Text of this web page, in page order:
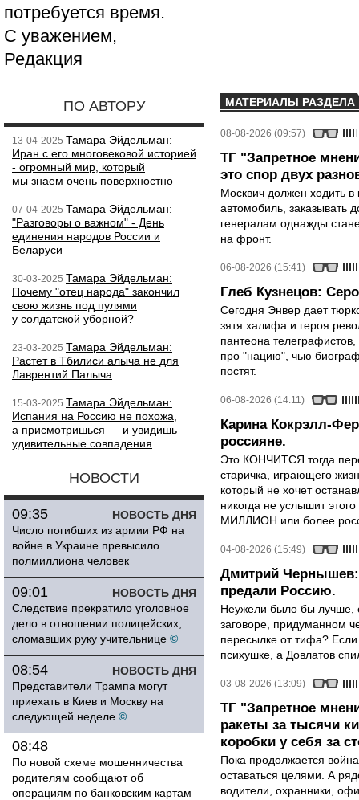
потребуется время.
С уважением,
Редакция
ПО АВТОРУ
13-04-2025 Тамара Эйдельман:
Иран с его многовековой историей
- огромный мир, который
мы знаем очень поверхностно
07-04-2025 Тамара Эйдельман:
"Разговоры о важном" - День
единения народов России и
Беларуси
30-03-2025 Тамара Эйдельман:
Почему "отец народа" закончил
свою жизнь под пулями
у солдатской уборной?
23-03-2025 Тамара Эйдельман:
Растет в Тбилиси алыча не для
Лаврентий Палыча
15-03-2025 Тамара Эйдельман:
Испания на Россию не похожа,
а присмотришься — и увидишь
удивительные совпадения
НОВОСТИ
НОВОСТЬ ДНЯ
09:35
Число погибших из армии РФ на
войне в Украине превысило
полмиллиона человек
НОВОСТЬ ДНЯ
09:01
Следствие прекратило уголовное
дело в отношении полицейских,
сломавших руку учительнице ©
НОВОСТЬ ДНЯ
08:54
Представители Трампа могут
приехать в Киев и Москву на
следующей неделе ©
08:48
По новой схеме мошенничества
родителям сообщают об
операциям по банковским картам
МАТЕРИАЛЫ РАЗДЕЛА
08-08-2026 (09:57)
ТГ "Запретное
это спор двух
Москвич должен ходить в
автомобиль, заказывать
генералам однажды
на фронт.
06-08-2026 (15:41)
Глеб Кузнецов:
Сегодня Энвер дает
зятя халифа и героя
пантеона
про "нацию", чью
постят.
06-08-2026 (14:11)
Карина Кокрэлл-
россияне.
Это КОНЧИТСЯ тогда
старичка, играющего
который не хочет
никогда не услышит
МИЛЛИОН или более
04-08-2026 (15:49)
Дмитрий Чернышев:
предали Россию.
Неужели было бы лучше,
заговоре, придуманном
пересылке от тифа?
психушке, а Довлатов
03-08-2026 (13:09)
ТГ "Запретное
ракеты за тысячи
коробки у себя за
Пока продолжается
оставаться целями. А
водители, охранники,